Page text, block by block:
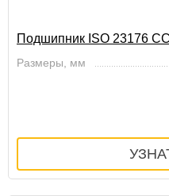
Подшипник ISO 23176
Размеры, мм